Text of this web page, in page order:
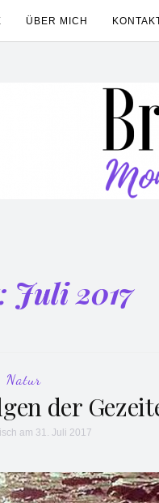
ÜBER MICH
Juli 2017
Natur
der
am 31. Juli 2017